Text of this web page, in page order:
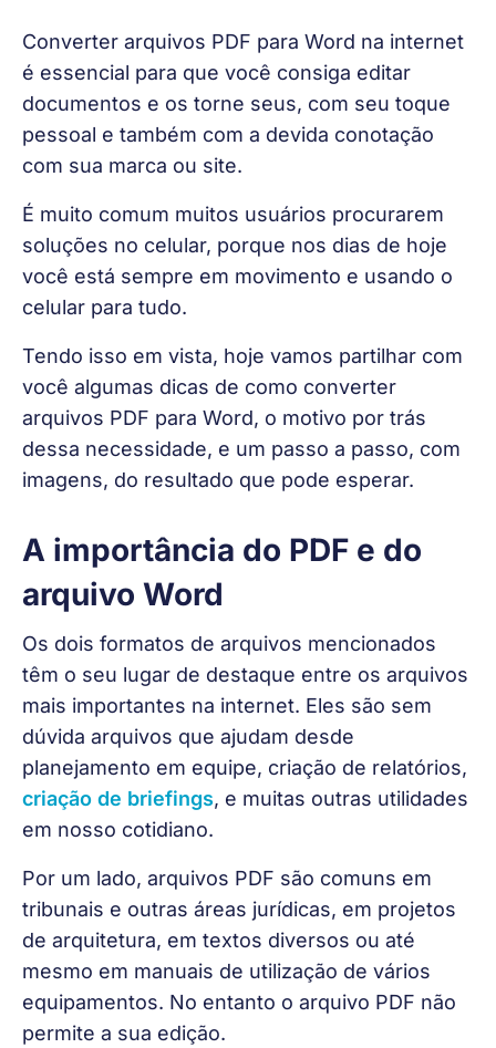
Converter arquivos PDF para Word na internet
é essencial para que você consiga editar
documentos e os torne seus, com seu toque
pessoal e também com a devida conotação
com sua marca ou site.
É muito comum muitos usuários procurarem
soluções no celular, porque nos dias de hoje
você está sempre em movimento e usando o
celular para tudo.
Tendo isso em vista, hoje vamos partilhar com
você algumas dicas de como converter
arquivos PDF para Word, o motivo por trás
dessa necessidade, e um passo a passo, com
imagens, do resultado que pode esperar.
A importância do PDF e do
arquivo Word
Os dois formatos de arquivos mencionados
têm o seu lugar de destaque entre os arquivos
mais importantes na internet. Eles são sem
dúvida arquivos que ajudam desde
planejamento em equipe, criação de relatórios,
criação de briefings, e muitas outras utilidades
em nosso cotidiano.
Por um lado, arquivos PDF são comuns em
tribunais e outras áreas jurídicas, em projetos
de arquitetura, em textos diversos ou até
mesmo em manuais de utilização de vários
equipamentos. No entanto o arquivo PDF não
permite a sua edição.